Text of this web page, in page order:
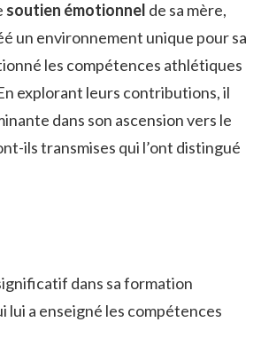
soutien émotionnel de sa mère,
un environnement unique pour sa
les compétences athlétiques
explorant leurs contributions, il
dans son ascension vers le
ils transmises qui l’ont distingué
dans sa formation
a enseigné les compétences